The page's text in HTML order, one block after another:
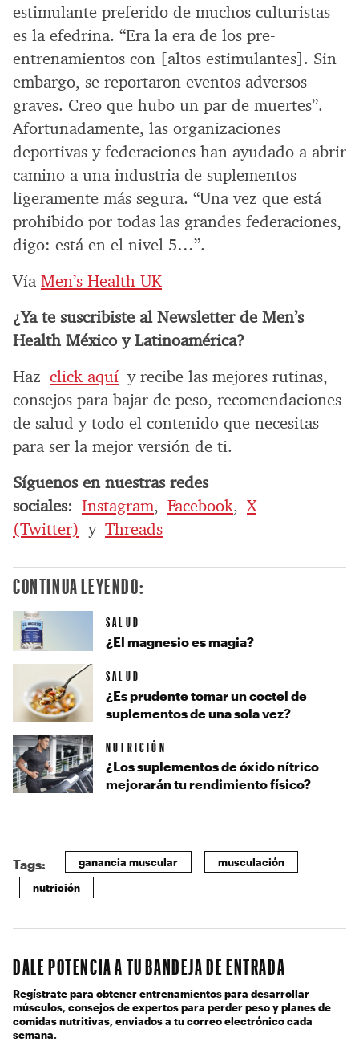
estimulante preferido de muchos culturistas
es la efedrina. “Era la era de los pre-
entrenamientos con [altos estimulantes]. Sin
embargo, se reportaron eventos adversos
graves. Creo que hubo un par de muertes”.
Afortunadamente, las organizaciones
deportivas y federaciones han ayudado a abrir
camino a una industria de suplementos
ligeramente más segura. “Una vez que está
prohibido por todas las grandes federaciones,
digo: está en el nivel 5…”.
Vía Men’s Health UK
¿Ya te suscribiste al Newsletter de Men’s
Health México y Latinoamérica?
Haz click aquí y recibe las mejores rutinas,
consejos para bajar de peso, recomendaciones
de salud y todo el contenido que necesitas
para ser la mejor versión de ti.
Síguenos en nuestras redes
sociales: Instagram, Facebook,X
(Twitter) y Threads
CONTINUA LEYENDO:
SALUD
¿El magnesio es magia?
SALUD
¿Es prudente tomar un coctel de
suplementos de una sola vez?
NUTRICIÓN
¿Los suplementos de óxido nítrico
mejorarán tu rendimiento físico?
Tags: ganancia muscular musculación
nutrición
DALE POTENCIA A TU BANDEJA DE ENTRADA
Regístrate para obtener entrenamientos para desarrollar
músculos, consejos de expertos para perder peso y planes de
comidas nutritivas, enviados a tu correo electrónico cada
semana.